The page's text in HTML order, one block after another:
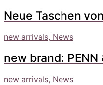
Neue Taschen
new arrivals, News
new brand: PENN
new arrivals, News